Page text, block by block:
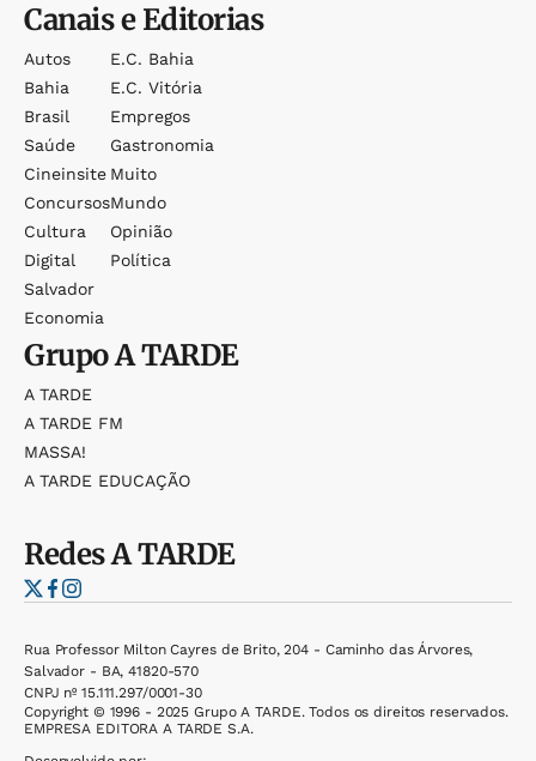
Canais e Editorias
Autos
Bahia
Brasil
Saúde
Cineinsite
Concursos
Cultura
Digital
Salvador
Economia
E.c. Bahia
E.c. Vitória
Empregos
Gastronomia
Muito
Mundo
Opinião
Política
GrupoA TARDE
A TARDE
A TARDE FM
MASSA!
A TARDE EDUCAÇÃO
RedesA TARDE
Rua Professor Milton Cayres de Brito, 204 - Caminho das Árvores,
Salvador - BA, 41820-570
CNPJ nº 15.111.297/0001-30
Copyright © 1996 - 2025 Grupo A TARDE. Todos os direitos reservados.
EMPRESA EDITORA A TARDE S.A.